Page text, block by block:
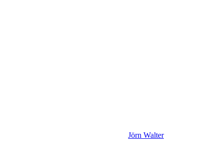
Jörn Walter